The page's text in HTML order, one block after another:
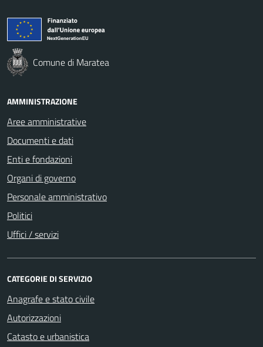
Comune di Maratea
AMMINISTRAZIONE
Aree amministrative
Documenti e dati
Enti e fondazioni
Organi di governo
Personale amministrativo
Politici
Uffici / servizi
CATEGORIE DI SERVIZIO
Anagrafe e stato civile
Autorizzazioni
Catasto e urbanistica